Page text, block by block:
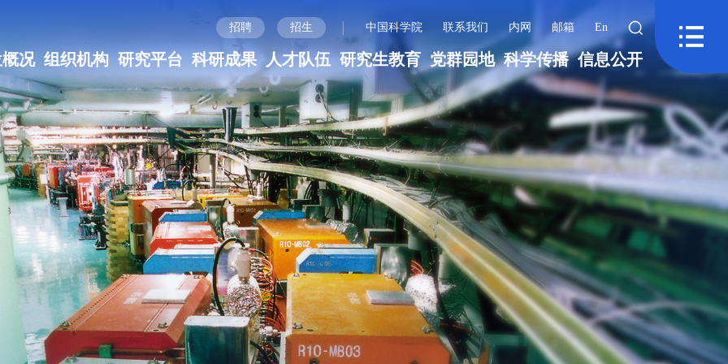
招聘 招生 | 中国科学院 联系我们 内网 邮箱 En
况 组织机构 研究平台 科研成果 人才队伍 研究生教育 党群园地 科学传播 信息公开